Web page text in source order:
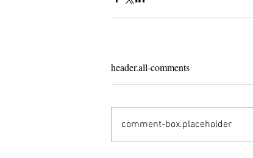
header.all-comments
comment-box.placeholder